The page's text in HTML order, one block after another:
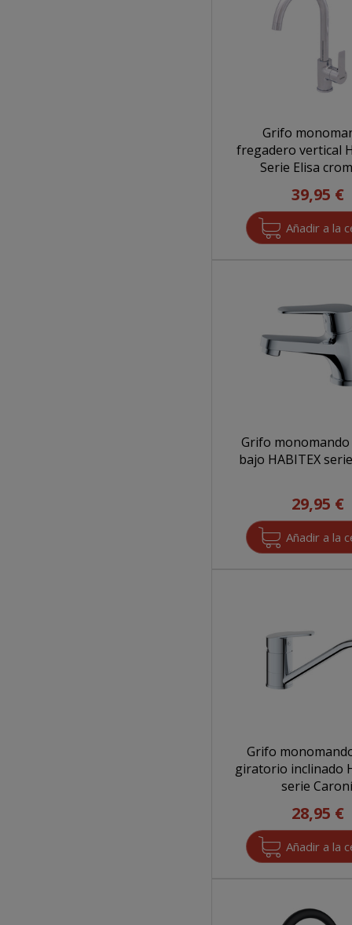
Grifo
fregadero vertical
Serie Elisa
39,95 €
Grifo monomando
bajo HABITEX
29,95 €
Grifo
giratorio inclinado
serie Caroní
28,95 €